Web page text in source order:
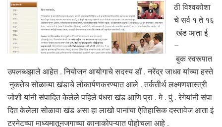
ठी विश्वकोशा
चे सर्व १ ते १६
खंड आता ई
–
बुक स्वरूपात
उपलब्धझाले आहेत . नियोजन आयोगाचे सदस्य डॉ . नरेंद्र जाधव यांच्या हस्ते
नुकतेच सोळाव्या खंडाचे लोकार्पणकरण्यात आले . तर्कतीर्थ लक्ष्मणशास्त्री
जोशी यांनी संपादित केलेले पहिले पंधरा खंड आणि प्रा . मे . पुं . रेगेयांनी संपा
दित केलेला सोळावा खंड असा हा लाखो पानांचा ऐतिहासिक दस्तावेज आता इं
टरनेटच्या माध्यमातूनजगाच्या कानाकोपऱ्यात पोहोचला आहे .